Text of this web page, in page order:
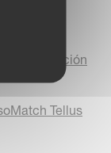
Asociación
Tellus